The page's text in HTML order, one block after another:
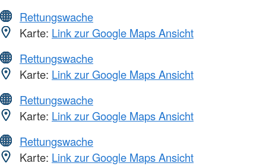
Rettungswache
Karte: Link zur Google Maps Ansicht
Rettungswache
Karte: Link zur Google Maps Ansicht
Rettungswache
Karte: Link zur Google Maps Ansicht
Rettungswache
Karte: Link zur Google Maps Ansicht